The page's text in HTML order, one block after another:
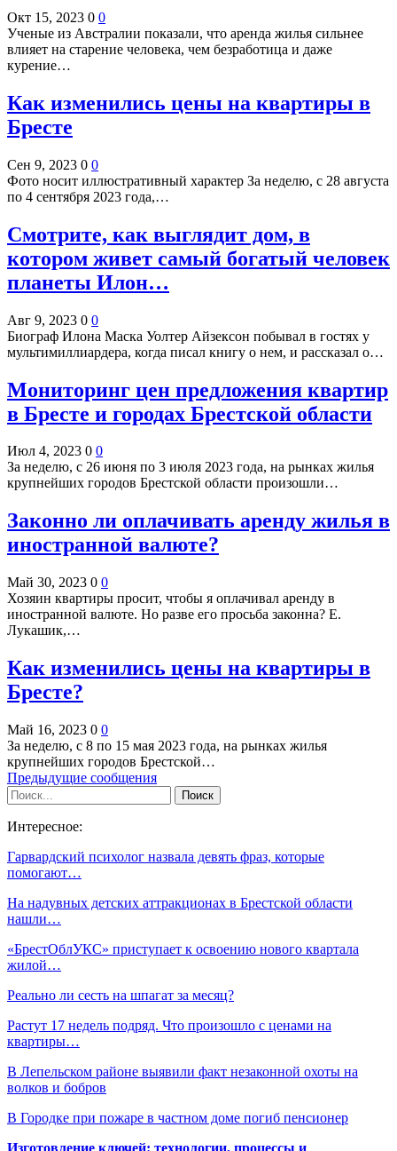
Окт 15, 2023 0 0
Ученые из Австралии показали, что аренда жилья сильнее
влияет на старение человека, чем безработица и даже
курение…
Как изменились цены на квартиры в
Бресте
Сен 9, 2023 0 0
Фото носит иллюстративный характер За неделю, c 28 августа
по 4 сентября 2023 года,…
Смотрите, как выглядит дом, в
котором живет самый богатый человек
планеты Илон…
Авг 9, 2023 0 0
Биограф Илона Маска Уолтер Айзексон побывал в гостях у
мультимиллиардера, когда писал книгу о нем, и рассказал о…
Мониторинг цен предложения квартир
в Бресте и городах Брестской области
Июл 4, 2023 0 0
За неделю, c 26 июня по 3 июля 2023 года, на рынках жилья
крупнейших городов Брестской области произошли…
Законно ли оплачивать аренду жилья в
иностранной валюте?
Май 30, 2023 0 0
Хозяин квартиры просит, чтобы я оплачивал аренду в
иностранной валюте. Но разве его просьба законна? Е.
Лукашик,…
Как изменились цены на квартиры в
Бресте?
Май 16, 2023 0 0
За неделю, с 8 по 15 мая 2023 года, на рынках жилья
крупнейших городов Брестской…
Предыдущие сообщения
Интересное:
Гарвардский психолог назвала девять фраз, которые
помогают…
На надувных детских аттракционах в Брестской области
нашли…
«БрестОблУКС» приступает к освоению нового квартала
жилой…
Реально ли сесть на шпагат за месяц?
Растут 17 недель подряд. Что произошло с ценами на
квартиры…
В Лепельском районе выявили факт незаконной охоты на
волков и бобров
В Городке при пожаре в частном доме погиб пенсионер
Изготовление ключей: технологии, процессы и